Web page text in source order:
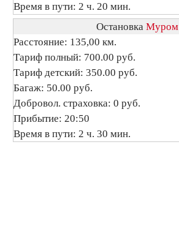
Время в пути: 2 ч. 20 мин.
Остановка Муром
Расстояние: 135,00 км.
Тариф полный: 700.00 руб.
Тариф детский: 350.00 руб.
Багаж: 50.00 руб.
Добровол. страховка: 0 руб.
Прибытие: 20:50
Время в пути: 2 ч. 30 мин.